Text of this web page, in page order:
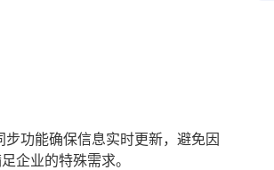
功能确保信息实时更新，避免因
企业的特殊需求。